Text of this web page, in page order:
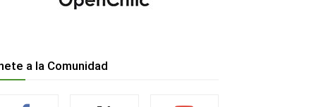
a la Comunidad